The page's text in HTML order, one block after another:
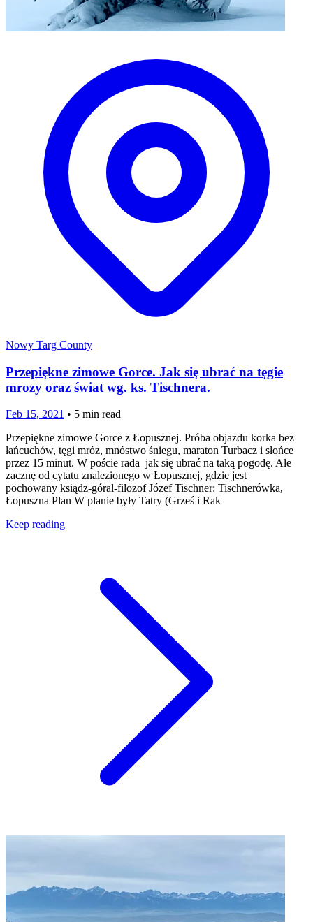
Nowy Targ County
Przepiękne zimowe Gorce. Jak się ubrać na tęgie
mrozy oraz świat wg. ks. Tischnera.
Feb 15, 2021 • 5 min read
Przepiękne zimowe Gorce z Łopusznej. Próba objazdu korka bez
łańcuchów, tęgi mróz, mnóstwo śniegu, maraton Turbacz i słońce
przez 15 minut. W poście rada jak się ubrać na taką pogodę. Ale
zacznę od cytatu znalezionego w Łopusznej, gdzie jest
pochowany ksiądz-góral-filozof Józef Tischner: Tischnerówka,
Łopuszna Plan W planie były Tatry (Grześ i Rak
Keep reading